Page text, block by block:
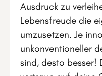
Ausdruck zu
Lebensfreude die
umzusetzen. Je
unkonventioneller
sind, desto besser!